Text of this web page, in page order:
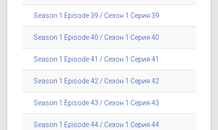
Season 1 Episode 39 / Сезон 1 Серия 39
Season 1 Episode 40 / Сезон 1 Серия 40
Season 1 Episode 41 / Сезон 1 Серия 41
Season 1 Episode 42 / Сезон 1 Серия 42
Season 1 Episode 43 / Сезон 1 Серия 43
Season 1 Episode 44 / Сезон 1 Серия 44